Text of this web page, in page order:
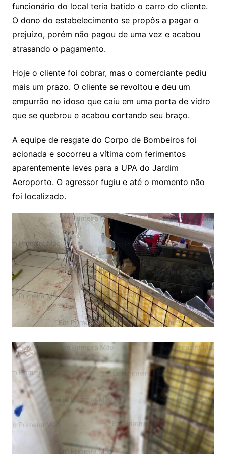
funcionário do local teria batido o carro do cliente.
O dono do estabelecimento se propôs a pagar o
prejuízo, porém não pagou de uma vez e acabou
atrasando o pagamento.
Hoje o cliente foi cobrar, mas o comerciante pediu
mais um prazo. O cliente se revoltou e deu um
empurrão no idoso que caiu em uma porta de vidro
que se quebrou e acabou cortando seu braço.
A equipe de resgate do Corpo de Bombeiros foi
acionada e socorreu a vítima com ferimentos
aparentemente leves para a UPA do Jardim
Aeroporto. O agressor fugiu e até o momento não
foi localizado.